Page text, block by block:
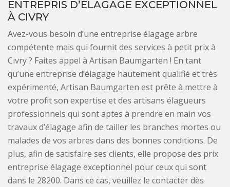
ENTREPRIS D’ÉLAGAGE EXCEPTIONNEL
À CIVRY
Avez-vous besoin d’une entreprise élagage arbre
compétente mais qui fournit des services à petit prix à
Civry ? Faites appel à Artisan Baumgarten ! En tant
qu’une entreprise d’élagage hautement qualifié et très
expérimenté, Artisan Baumgarten est prête à mettre à
votre profit son expertise et des artisans élagueurs
professionnels qui sont aptes à prendre en main vos
travaux d’élagage afin de tailler les branches mortes ou
malades de vos arbres dans des bonnes conditions. De
plus, afin de satisfaire ses clients, elle propose des prix
entreprise élagage exceptionnel pour ceux qui sont
dans le 28200. Dans ce cas, veuillez le contacter dès